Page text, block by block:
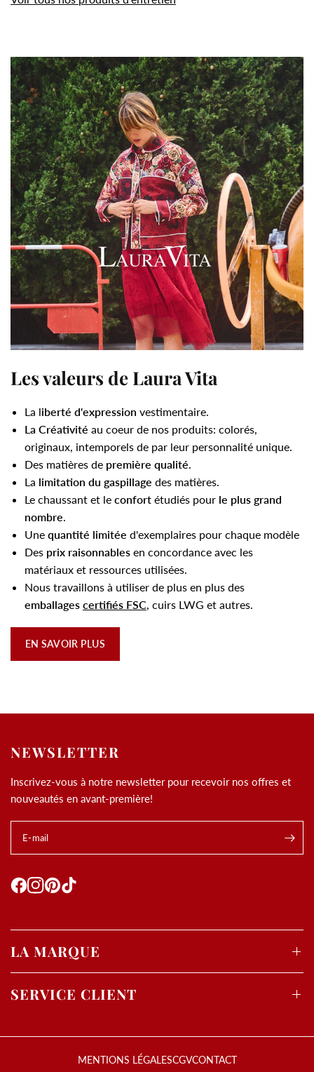
Les valeurs de Laura Vita
La liberté d'expression vestimentaire.
La Créativité au coeur de nos produits: colorés,
originaux, intemporels de par leur personnalité unique.
Des matières de première qualité.
La limitation du gaspillage des matières.
Le chaussant et le confort étudiés pour le plus grand
nombre.
Une quantité limitée d'exemplaires pour chaque modèle
Des prix raisonnables en concordance avec les
matériaux et ressources utilisées.
Nous travaillons à utiliser de plus en plus des
emballages certifiés FSC, cuirs LWG et autres.
EN SAVOIR PLUS
NEWSLETTER
Inscrivez-vous à notre newsletter pour recevoir nos offres et
nouveautés en avant-première!
E-mail
LA MARQUE
SERVICE CLIENT
MENTIONS LÉGALESCGVCONTACT